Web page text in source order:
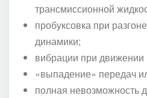
трансмиссионной
пробуксовка при
динамики;
вибрации при движении
«выпадение» передач
полная невозможность